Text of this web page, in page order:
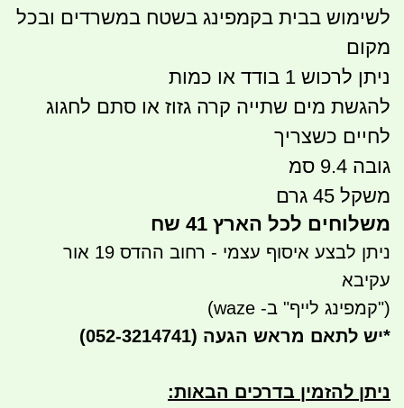
לשימוש בבית בקמפינג בשטח במשרדים ובכל
מקום
ניתן לרכוש 1 בודד או כמות
להגשת מים שתייה קרה גזוז או סתם לחגוג
לחיים כשצריך
גובה 9.4 סמ
משקל 45 גרם
משלוחים לכל הארץ 41 שח
ניתן לבצע איסוף עצמי - רחוב ההדס 19 אור
עקיבא
("קמפינג לייף" ב- waze)
*יש לתאם מראש הגעה (052-3214741)
ניתן להזמין בדרכים הבאות: